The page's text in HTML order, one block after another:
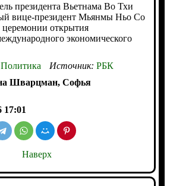
президента Вьетнама Во Тхи
вице-президент Мьянмы Ньо Со
церемонии открытия
экономического
Источник: РБК
Шварцман, Софья
17:01
Наверх